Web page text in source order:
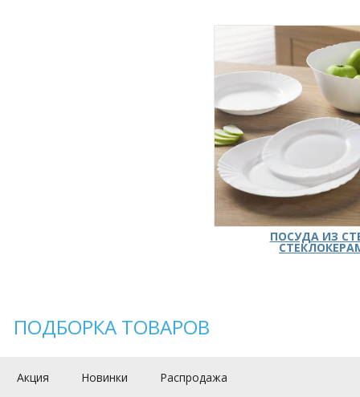
ПОСУДА ИЗ
ПОДБОРКА ТОВАРОВ
Акция Новинки Распродажа